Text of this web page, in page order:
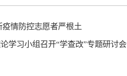
情防控志愿者严根土
学习小组召开“学查改”专题研讨会